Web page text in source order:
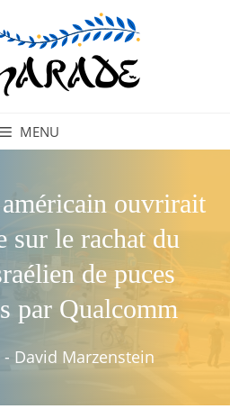
MENU
ouvrirait
sur le rachat du
de puces
par Qualcomm
- David Marzenstein